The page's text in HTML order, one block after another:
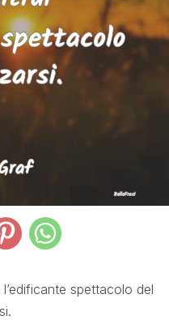
spettacolo del